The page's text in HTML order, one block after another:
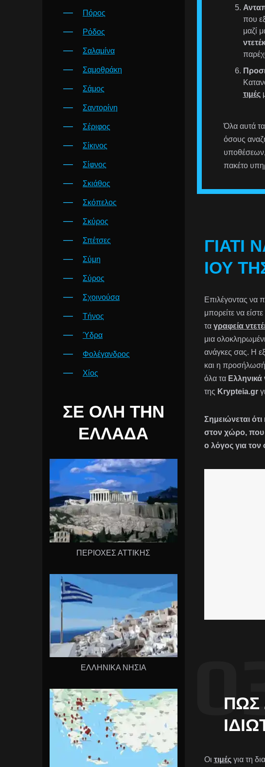
Πόρος
Ρόδος
Σαλαμίνα
Σαμοθράκη
Σάμος
Σαντορίνη
Σέριφος
Σίκινος
Σίφνος
Σκιάθος
Σκόπελος
Σκύρος
Σπέτσες
Σύμη
Σύρος
Σχοινούσα
Τήνος
Ύδρα
Φολέγανδρος
Χίος
ΣΕ ΌΛΗ ΤΗΝ
ΕΛΛΆΔΑ
ΠΕΡΙΟΧΕΣ ΑΤΤΙΚΗΣ
ΕΛΛΗΝΙΚΑ ΝΗΣΙΑ
που
μαζί
τιμές
Όλα αυτά
όσους
υποθέσεων,
πακέτο
ΓΙΑΤΊ
ΊΟΥ
Επιλέγοντας να
μπορείτε να
τα γραφεία
μια
ανάγκες σας. Η
και η προσήλωσή
όλα τα Ελληνικά
της Krypteia.gr
Σημειώνεται
στον χώρο, που
ο λόγος για
ΠΏΣ
Οι τιμέςγια τη